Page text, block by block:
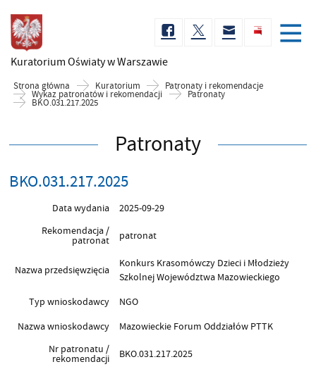
Kuratorium Oświatyw Warszawie
Strona główna Kuratorium Patronaty i rekomendacje
Wykaz patronatów i rekomendacji Patronaty
BKO.031.217.2025
Patronaty
BKO.031.217.2025
Data wydania
2025-09-29
Rekomendacja /
patronat patronat
Nazwa przedsięwzięcia
Konkurs Krasomówczy Dzieci i Młodzieży
Szkolnej Województwa Mazowieckiego
Typ wnioskodawcy
NGO
Nazwa wnioskodawcy
Mazowieckie Forum Oddziałów PTTK
Nr patronatu /
rekomendacji BKO.031.217.2025